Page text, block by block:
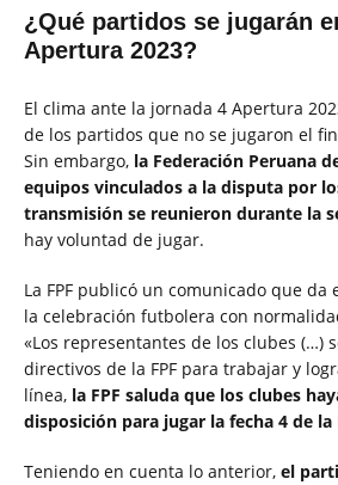
¿Qué partidos se jugarán
Apertura 2023?
El clima ante la jornada 4 Apertura
de los partidos que no se jugaron el
Sin embargo, la Federación Peruana
equipos vinculados a la disputa por
transmisión se reunieron durante la
hay voluntad de jugar.
La FPF publicó un comunicado que da
la celebración futbolera con
«Los representantes de los clubes (…)
directivos de la FPF para trabajar y
línea, la FPF saluda que los clubes
disposición para jugar la fecha 4 de la
Teniendo en cuenta lo anterior, el